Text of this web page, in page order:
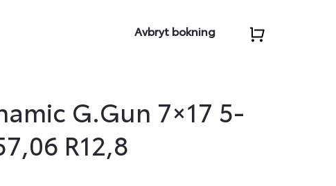
Avbryt bokning
G.Gun 7×17 5-
R12,8